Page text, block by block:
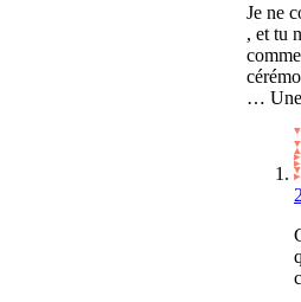
Je ne
, et tu
… Une